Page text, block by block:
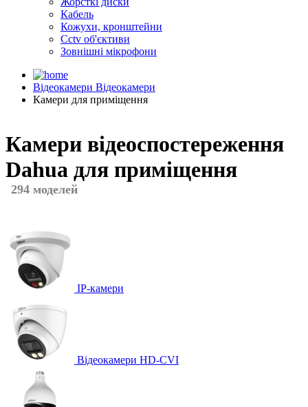
Кабель
Кожухи, кронштейни
Cctv об'єктиви
Зовнішні мікрофони
Відеокамери Відеокамери
Камери для приміщення
Камери відеоспостереження
Dahua для приміщення
294 моделей
IP-камери
Відеокамери HD-CVI